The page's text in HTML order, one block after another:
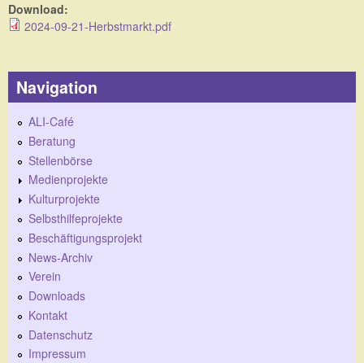
Download:
2024-09-21-Herbstmarkt.pdf
Navigation
ALI-Café
Beratung
Stellenbörse
Medienprojekte
Kulturprojekte
Selbsthilfeprojekte
Beschäftigungsprojekt
News-Archiv
Verein
Downloads
Kontakt
Datenschutz
Impressum